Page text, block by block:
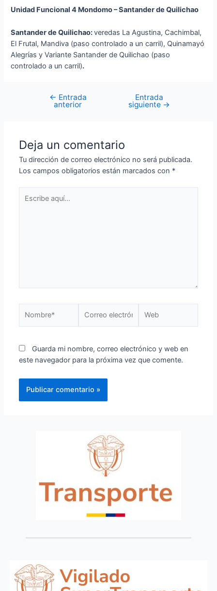
Unidad Funcional 4 Mondomo – Santander de Quilichao
Santander de Quilichao:veredas La Agustina, Cachimbal,
El Frutal, Mandiva (paso controlado a un carril), Quinamayó
Alegrías y Variante Santander de Quilichao (paso
controlado a un carril).
← Entrada
anterior
Entrada
siguiente →
Deja un comentario
Tu dirección de correo electrónico no será publicada.
Los campos obligatorios están marcados con *
Guarda mi nombre, correo electrónico y web en
este navegador para la próxima vez que comente.